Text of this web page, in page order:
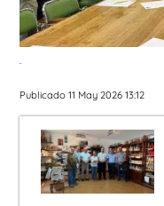
.
Publicado 11 May 2026 13:12